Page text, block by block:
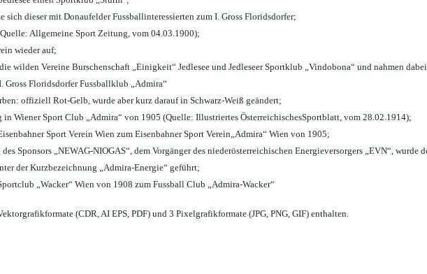
sich dieser mit Donaufelder Fussballinteressierten zum I. Gross Floridsdorfer;
Allgemeine Sport Zeitung, vom 04.03.1900);
wieder auf;
wilden Vereine Burschenschaft „Einigkeit“ Jedlesee und Jedleseer Sportklub „Vindobona“ und nahmen
Gross Floridsdorfer Fussballklub „Admira“
offiziell Rot-Gelb, wurde aber kurz darauf in Schwarz-Weiß geändert;
in Wiener Sport Club „Admira“ von 1905 (Quelle: Illustriertes ÖsterreichischesSportblatt, vom 28.02.1914);
Sport Verein Wien zum Eisenbahner Sport Verein„Admira“ Wien von 1905;
Sponsors „NEWAG-NIOGAS“, dem Vorgänger des niederösterreichischen Energieversorgers „EVN“,
der Kurzbezeichnung „Admira-Energie“ geführt;
„Wacker“ Wien von 1908 zum Fussball Club „Admira-Wacker“
(CDR, AI EPS, PDF) und 3 Pixelgrafikformate (JPG, PNG, GIF) enthalten.